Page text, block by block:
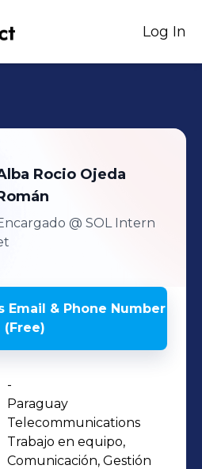
Log In
Rocio Ojeda
@ SOL Intern
Email & Phone Number
(Free)
-
Paraguay
Telecommunications
Trabajo en equipo,
Comunicación, Gestión